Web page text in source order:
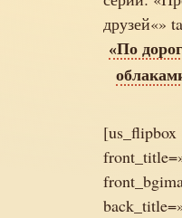
друзей«»
«По
[us_flipbox